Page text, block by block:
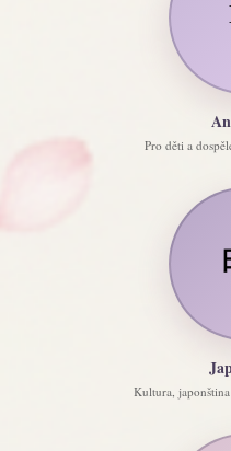
Pro děti a
Kultura,